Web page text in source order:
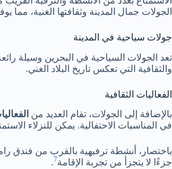
الجولات جمال المدينة وثقافتها الغنية، مما
جولات سياحية في المدينة
تعد الجولات السياحية في البحرين وسيلة
والثقافية التي تعكس تاريخ البلاد الغني.
الفعاليات الثقافية
بالإضافة إلى الجولات، تقام العديد من
في المناسبات الاحتفالية. يمكن للنزلاء
باختصار، أنشطة ترفيهية بالقرب من فندق
جزءًا لا يتجزأ من تجربة الإقامة7
.